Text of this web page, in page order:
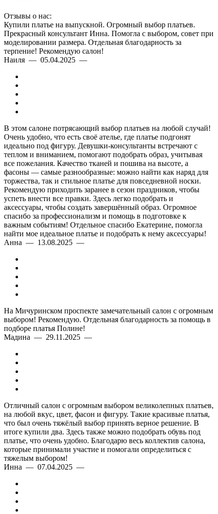
Отзывы о нас:
Купили платье на выпускной. Огромный выбор платьев.
Прекрасный консультант Инна. Помогла с выбором, совет при
моделировании размера. Отдельная благодарность за
терпение! Рекомендую салон!
Наиля — 05.04.2025 —
В этом салоне потрясающий выбор платьев на любой случай!
Очень удобно, что есть своё ателье, где платье подгонят
идеально под фигуру. Девушки-консультанты встречают с
теплом и вниманием, помогают подобрать образ, учитывая
все пожелания. Качество тканей и пошива на высоте, а
фасоны — самые разнообразные: можно найти как наряд для
торжества, так и стильное платье для повседневной носки.
Рекомендую приходить заранее в сезон праздников, чтобы
успеть внести все правки. Здесь легко подобрать и
аксессуары, чтобы создать завершённый образ. Огромное
спасибо за профессионализм и помощь в подготовке к
важным событиям! Отдельное спасибо Екатерине, помогла
найти мое идеальное платье и подобрать к нему аксессуары!
Анна — 13.08.2025 —
На Мичуринском проспекте замечательный салон с огромным
выбором! Рекомендую. Отдельная благодарность за помощь в
подборе платья Полине!
Мадина — 29.11.2025 —
Отличный салон с огромным выбором великолепных платьев,
на любой вкус, цвет, фасон и фигуру. Такие красивые платья,
что был очень тяжёлый выбор принять верное решение. В
итоге купили два. Здесь также можно подобрать обувь под
платье, что очень удобно. Благодарю весь коллектив салона,
которые принимали участие и помогали определиться с
тяжелым выбором!
Инна — 07.04.2025 —